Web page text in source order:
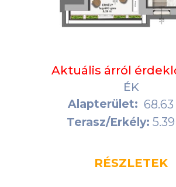
Aktuális árról
ÉK
Alapterület:
Terasz/Erkély:
RÉSZLETEK